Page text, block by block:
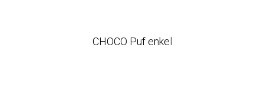
CHOCO Puf enkel